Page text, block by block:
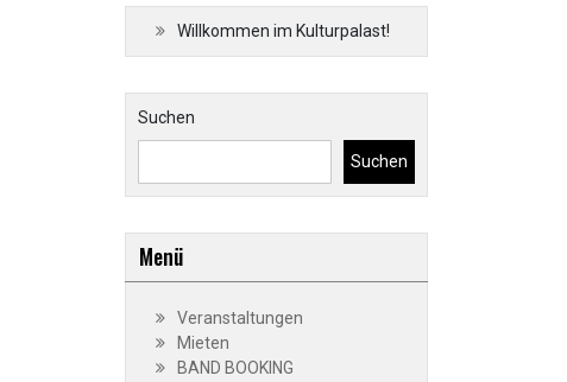
Willkommen im Kulturpalast!
Suchen
Suchen
Menü
Veranstaltungen
Mieten
BAND BOOKING